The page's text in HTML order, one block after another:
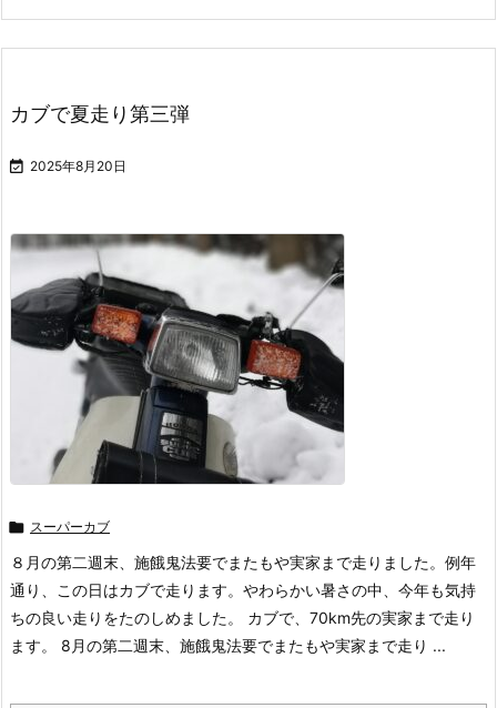
カブで夏走り第三弾
 2025年8月20日
 スーパーカブ
８月の第二週末、施餓鬼法要でまたもや実家まで走りました。例年
通り、この日はカブで走ります。やわらかい暑さの中、今年も気持
ちの良い走りをたのしめました。 カブで、70km先の実家まで走り
ます。 8月の第二週末、施餓鬼法要でまたもや実家まで走り ...